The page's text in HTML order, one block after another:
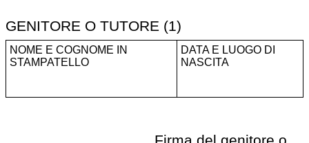
GENITORE O TUTORE (1)
NOME E COGNOME IN
STAMPATELLO
DATA E LUOGO DI
NASCITA